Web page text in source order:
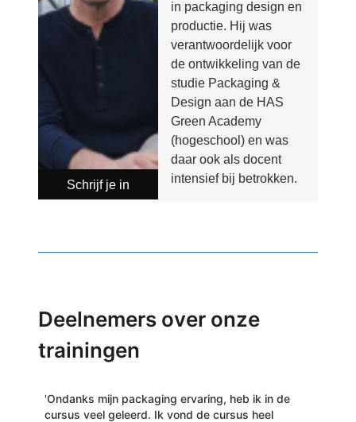
Schrijf je in
in packaging design en
productie. Hij was
verantwoordelijk voor
de ontwikkeling van de
studie Packaging &
Design aan de HAS
Green Academy
(hogeschool) en was
daar ook als docent
intensief bij betrokken.
Deelnemers over onze
trainingen
'Ondanks mijn packaging ervaring, heb ik in de
cursus veel geleerd. Ik vond de cursus heel